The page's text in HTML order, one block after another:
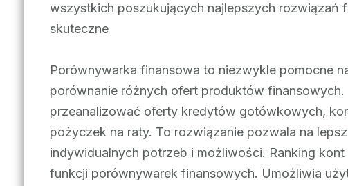
wszystkich poszukujących najlepszych rozwiązań
skuteczne
Porównywarka finansowa to niezwykle pomocne
porównanie różnych ofert produktów
przeanalizować oferty kredytów gotówkowych,
pożyczek na raty. To rozwiązanie pozwala na
indywidualnych potrzeb i możliwości. Ranking
funkcji porównywarek finansowych. Umożliwia